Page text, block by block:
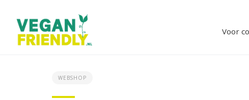
content
Voor
WEBSHOP